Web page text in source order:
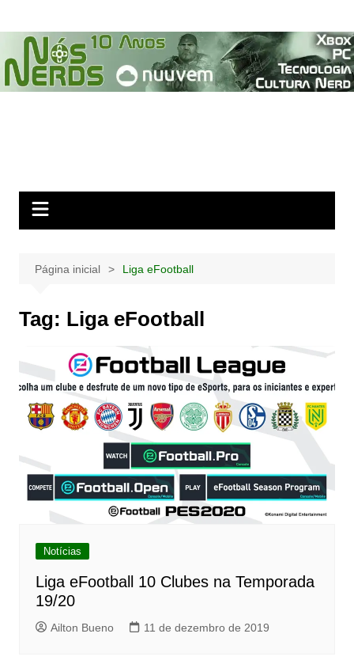
para
conteúdo
Página inicial Liga eFootball
Tag: Liga eFootball
Notícias
Liga eFootball 10 Clubes na Temporada
19/20
Ailton Bueno 11 de dezembro de 2019